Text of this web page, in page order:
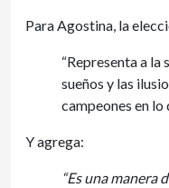
Para Agostina, la
“Representa a la
sueños y las
campeones en lo
Y agrega:
“Es una manera